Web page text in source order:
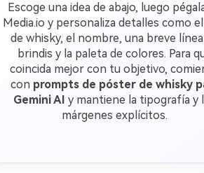
Escoge una idea de abajo, luego
Media.io y personaliza detalles como
de whisky, el nombre, una breve
brindis y la paleta de colores. Para
coincida mejor con tu objetivo,
con prompts de póster de whisky
Gemini AI y mantiene la tipografía y
márgenes explícitos.